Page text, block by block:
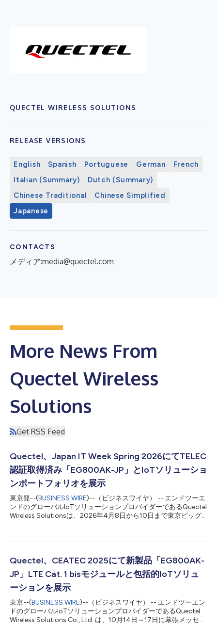
QUECTEL WIRELESS SOLUTIONS
RELEASE VERSIONS
English Spanish Portuguese German
French
Italian (Summary)
Dutch (Summary)
Chinese Traditional
Chinese Simplified
Japanese
CONTACTS
メディア:media@quectel.com
More News From
Quectel Wireless
Solutions
Get RSS Feed
Quectel、Japan IT Week Spring 2026にてTELEC
認証取得済み「EG800AK-JP」とIoTソリューショ
ンポートフォリオを展示
東京発--(BUSINESS WIRE)--（ビジネスワイヤ） -- エンドツーエ
ンドのグローバルIoTソリューションプロバイダーであるQuectel
Wireless Solutionsは、2026年4月8日から10日まで東京ビッグ
す。会期中は、西展示棟4ホール（ブース番号：W24-22）に
紹介します。 本展示では、日本市場向けに設計されたLTE Cat 1
bisモジュール「EG800AK-JP」を紹介します。同製品はこのた
びTELEC認証を取得しており、日本の無線規制要件に適合してい
ます。これにより、デバイスメーカーは安心して製品に組み込む
ことが可能となり、認証取得に伴う開発負担の軽減にも貢献しま
す。 EG800AK-JPは、グローバルで広く採用されているLTE Cat
1 bis技術をベースに、日本市場の要件に最適化されたモジュール
です。近年、LTE Cat 1 bisは世界的に...
Quectel、CEATEC 2025にて新製品「EG800AK-
JP」LTE Cat. 1 bisモジュールと包括的IoTソリュ
ーションを展示
東京--(BUSINESS WIRE)--（ビジネスワイヤ） -- エンドツーエン
ドのグローバルIoTソリューションプロバイダーであるQuectel
Wireless Solutions Co., Ltd. は、10月14日～17日に幕張メッセ